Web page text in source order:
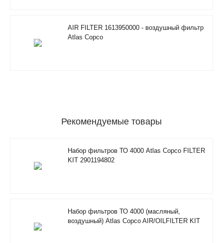
AIR FILTER 1613950000 - воздушный фильтр
Atlas Copco
Рекомендуемые товары
Набор фильтров ТО 4000 Atlas Copco FILTER
KIT 2901194802
Набор фильтров ТО 4000 (масляный,
воздушный) Atlas Copco AIR/OILFILTER KIT